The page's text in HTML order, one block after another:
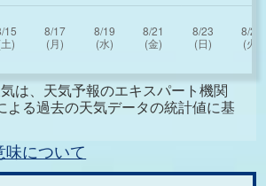
は、天気予報のエキスパート機関
よる過去の天気データの統計値に基
味について